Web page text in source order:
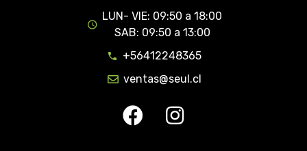
LUN- VIE: 09:50 a 18:00
SAB: 09:50 a 13:00
+56412248365
ventas@seul.cl